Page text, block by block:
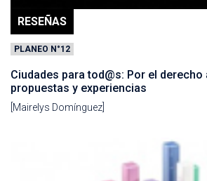
RESEÑAS
PLANEO N°12
Ciudades para tod@s: Por el derecho
propuestas y experiencias
[Mairelys Domínguez]